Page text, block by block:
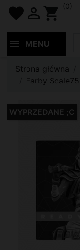
favorite  shopping_cart (0)
MENU
Strona główna
Farby Scale75
WYPRZEDANE ;C